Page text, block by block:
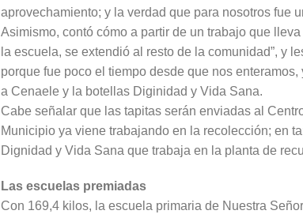
aprovechamiento; y la verdad que para nosotros fue
Asimismo, contó cómo a partir de un trabajo que
la escuela, se extendió al resto de la comunidad”, y
porque fue poco el tiempo desde que nos
a Cenaele y la botellas Diginidad y Vida Sana.
Cabe señalar que las tapitas serán enviadas al
Municipio ya viene trabajando en la recolección; en
Dignidad y Vida Sana que trabaja en la planta de
Las escuelas premiadas
Con 169,4 kilos, la escuela primaria de Nuestra